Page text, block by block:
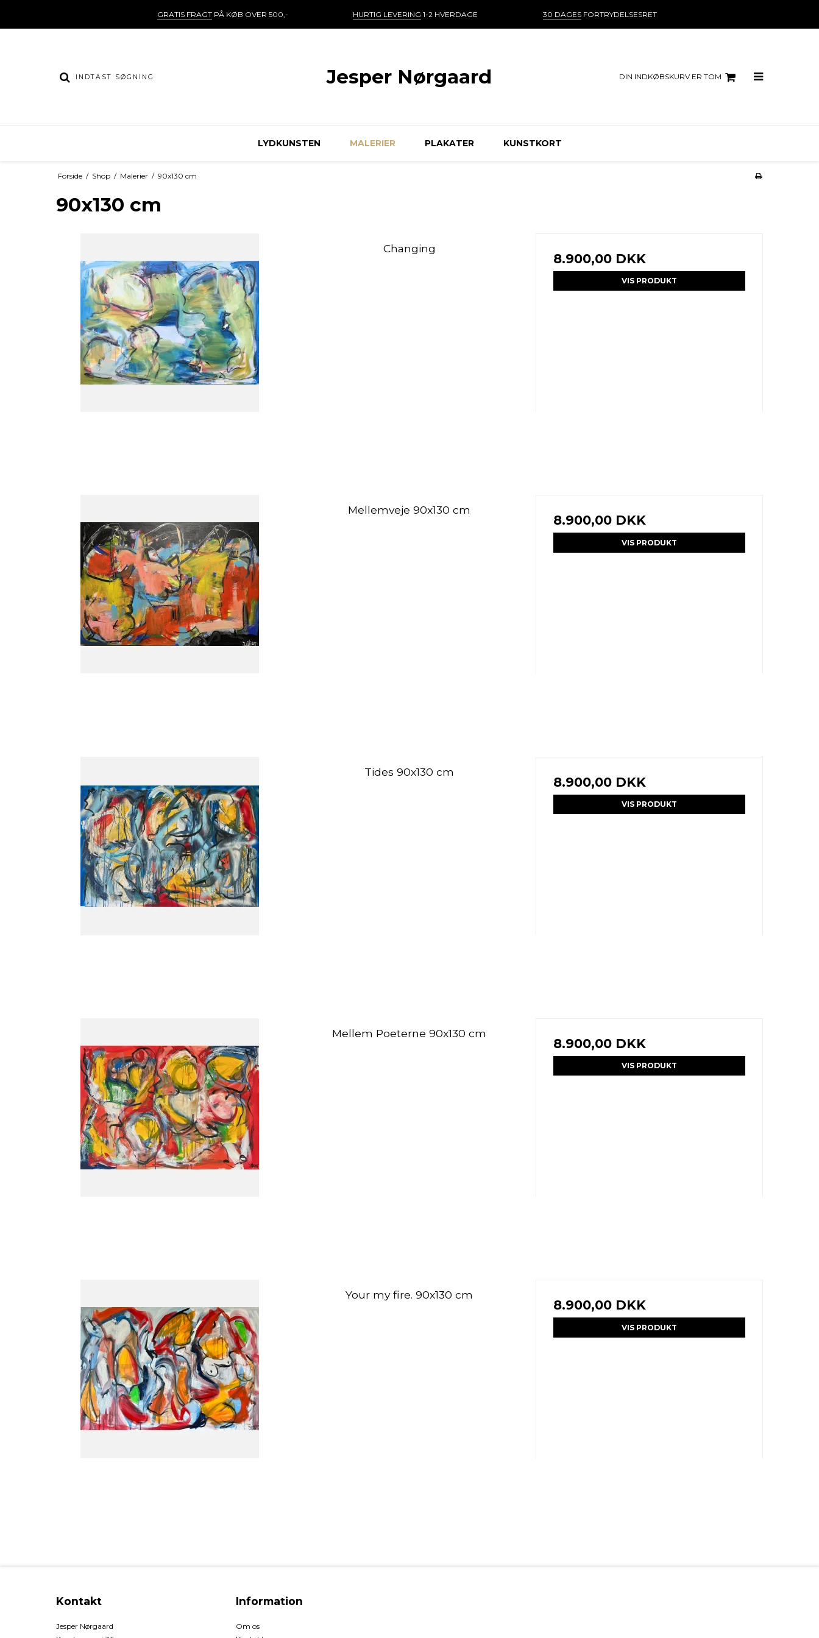
GRATIS FRAGTPÅ KØB OVER 500,- HURTIG LEVERING 1-2 HVERDAGE 30 DAGESFORTRYDELSESRET
Jesper Nørgaard DIN INDKØBSKURV ER TOM
LYDKUNSTEN MALERIER PLAKATER KUNSTKORT
Forside / Shop / Malerier / 90x130 cm
90x130 cm
Changing
8.900,00 DKK
VIS PRODUKT
Mellemveje 90x130 cm
8.900,00 DKK
VIS PRODUKT
Tides 90x130 cm
8.900,00 DKK
VIS PRODUKT
Mellem Poeterne 90x130 cm
8.900,00 DKK
VIS PRODUKT
Your my fire. 90x130 cm
8.900,00 DKK
VIS PRODUKT
Kontakt
Jesper Nørgaard
Information
Om os